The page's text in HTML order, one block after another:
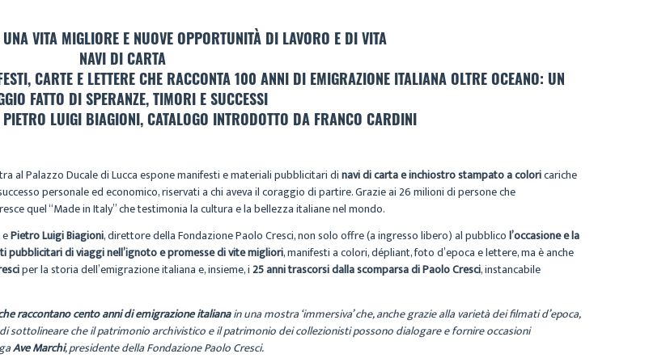
VITA MIGLIORE E NUOVE OPPORTUNITÀ DI LAVORO E DI VITA
NAVI DI CARTA
CARTE E LETTERE CHE RACCONTA 100 ANNI DI EMIGRAZIONE ITALIANA OLTRE OCEANO: UN
FATTO DI SPERANZE, TIMORI E SUCCESSI
LUIGI BIAGIONI, CATALOGO INTRODOTTO DA FRANCO CARDINI
al Palazzo Ducale di Lucca espone manifesti e materiali pubblicitari dinavi di carta e inchiostro stampato a coloricariche
personale ed economico, riservati a chi aveva il coraggio di partire. Grazie ai 26 milioni di persone che
quel “Made in Italy” che testimonia la cultura e la bellezza italiane nel mondo.
Pietro Luigi Biagioni, direttore della Fondazione Paolo Cresci, non solo offre (a ingresso libero) al pubblicol’occasione e la
pubblicitari di viaggi nell’ignoto e promesse di vite migliori, manifesti a colori, dépliant, foto d’epoca e lettere, ma è anche
per la storia dell’emigrazione italiana e, insieme, i25 anni trascorsi dalla scomparsa di Paolo Cresci, instancabile
raccontano cento anni di emigrazione italianain una mostra ‘immersiva’ che, anche grazie alla varietà dei filmati d’epoca,
sottolineare che il patrimonio archivistico e il patrimonio dei collezionisti possono dialogare e fornire occasioni
Ave Marchi, presidente della Fondazione Paolo Cresci.